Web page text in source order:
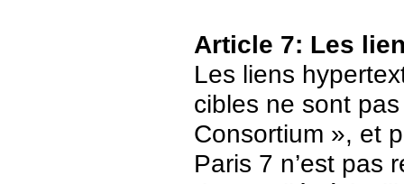
Article 7: Les
Les liens
cibles ne sont
Consortium », et
Paris 7 n’est pas